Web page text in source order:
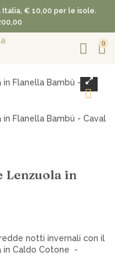
€ 10,00 per le isole.
0
Lenzuola in
notti invernali con il
in Caldo Cotone -